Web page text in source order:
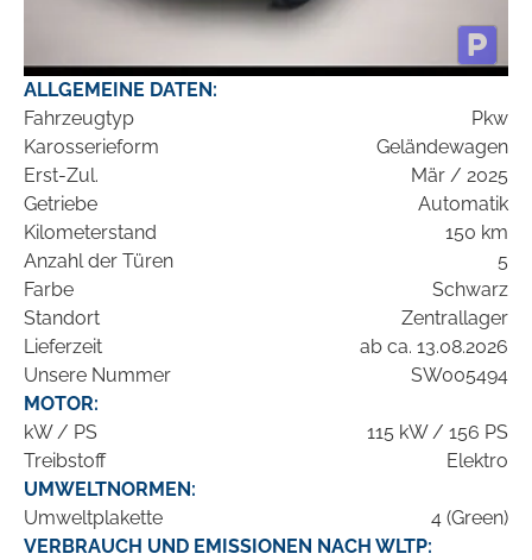
ALLGEMEINE DATEN:
Fahrzeugtyp
Pkw
Karosserieform
Geländewagen
Erst-Zul.
Mär / 2025
Getriebe
Automatik
Kilometerstand
150 km
Anzahl der Türen
5
Farbe
Schwarz
Standort
Zentrallager
Lieferzeit
ab ca. 13.08.2026
Unsere Nummer
SW005494
MOTOR:
kW / PS
115 kW / 156 PS
Treibstoff
Elektro
UMWELTNORMEN:
Umweltplakette
4 (Green)
VERBRAUCH UND EMISSIONEN NACH WLTP: